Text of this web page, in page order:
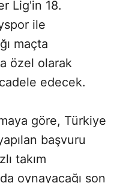
Lig'in 18.
ile
maçta
özel olarak
edecek.
göre, Türkiye
başvuru
takım
oynayacağı son